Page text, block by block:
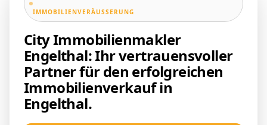
IMMOBILIENVERÄUSSERUNG
City Immobilienmakler
Engelthal: Ihr vertrauensvoller
Partner für den erfolgreichen
Immobilienverkauf in
Engelthal.